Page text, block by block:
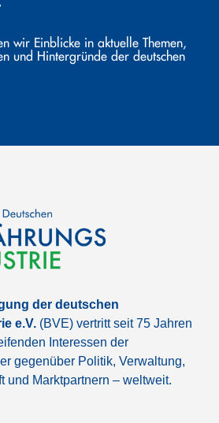
wir Einblicke in aktuelle Themen,
und Hintergründe der deutschen
der deutschen
e.V. (BVE) vertritt seit 75 Jahren
Interessen der
gegenüber Politik, Verwaltung,
und Marktpartnern – weltweit.